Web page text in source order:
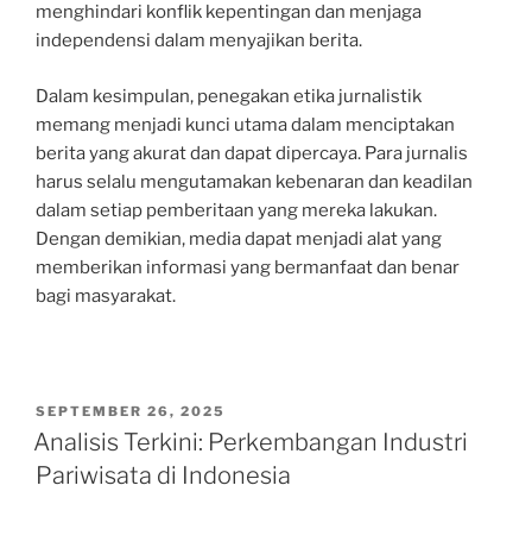
menghindari konflik kepentingan dan menjaga
independensi dalam menyajikan berita.
Dalam kesimpulan, penegakan etika jurnalistik
memang menjadi kunci utama dalam menciptakan
berita yang akurat dan dapat dipercaya. Para jurnalis
harus selalu mengutamakan kebenaran dan keadilan
dalam setiap pemberitaan yang mereka lakukan.
Dengan demikian, media dapat menjadi alat yang
memberikan informasi yang bermanfaat dan benar
bagi masyarakat.
POSTED
ON
SEPTEMBER 26, 2025
Analisis Terkini: Perkembangan Industri
Pariwisata di Indonesia